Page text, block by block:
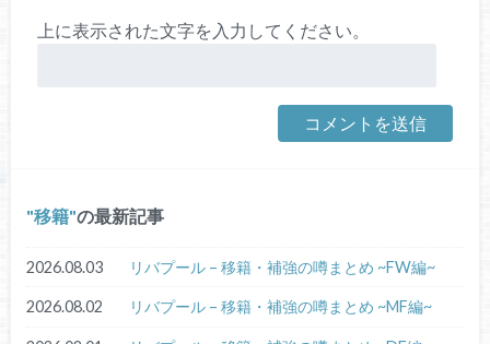
上に表示された文字を入力してください。
移籍 の最新記事
2026.08.03 リバプール – 移籍・補強の噂まとめ ~FW編~
2026.08.02 リバプール – 移籍・補強の噂まとめ ~MF編~